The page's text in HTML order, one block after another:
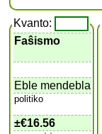
Kvanto:
Faŝismo
Eble mendebla
politiko
±€16.56